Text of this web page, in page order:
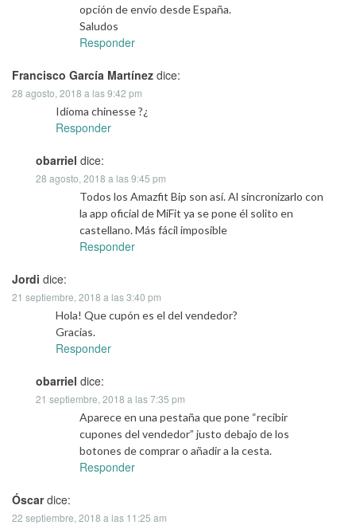
opción de envío desde España.
Saludos
Responder
Francisco García Martínez dice:
28 agosto, 2018 a las 9:42 pm
Idioma chinesse ?¿
Responder
obarriel dice:
28 agosto, 2018 a las 9:45 pm
Todos los Amazfit Bip son así. Al sincronizarlo con
la app oficial de MiFit ya se pone él solito en
castellano. Más fácil imposible
Responder
Jordi dice:
21 septiembre, 2018 a las 3:40 pm
Hola! Que cupón es el del vendedor?
Gracias.
Responder
obarriel dice:
21 septiembre, 2018 a las 7:35 pm
Aparece en una pestaña que pone “recibir
cupones del vendedor” justo debajo de los
botones de comprar o añadir a la cesta.
Responder
Óscar dice:
22 septiembre, 2018 a las 11:25 am